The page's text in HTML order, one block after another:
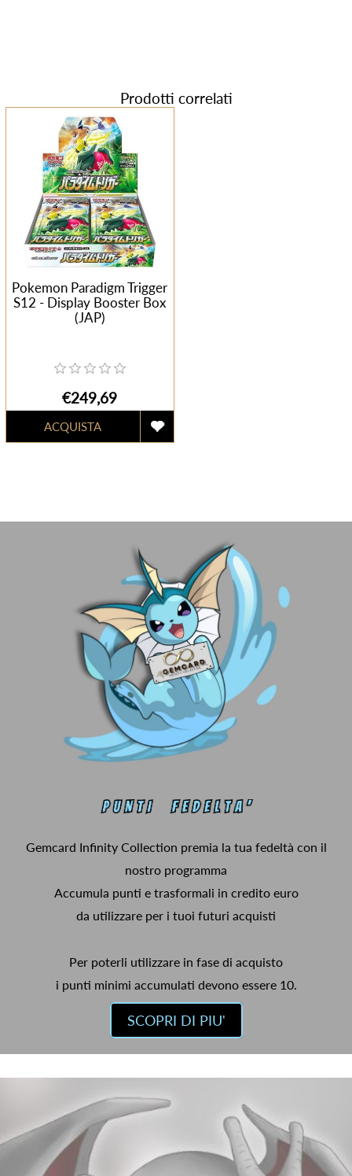
Prodotti correlati
Pokemon Paradigm Trigger
S12 - Display Booster Box
(JAP)
€249,69
Gemcard Infinity Collection premia la tua fedeltà con il
nostro programma
Accumula punti e trasformali in credito euro
da utilizzare per i tuoi futuri acquisti
Per poterli utilizzare in fase di acquisto
i punti minimi accumulati devono essere 10.
SCOPRI DI PIU'